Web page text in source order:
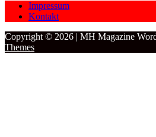
Impressum
Kontakt
Copyright © 2026 | MH Magazine
Themes